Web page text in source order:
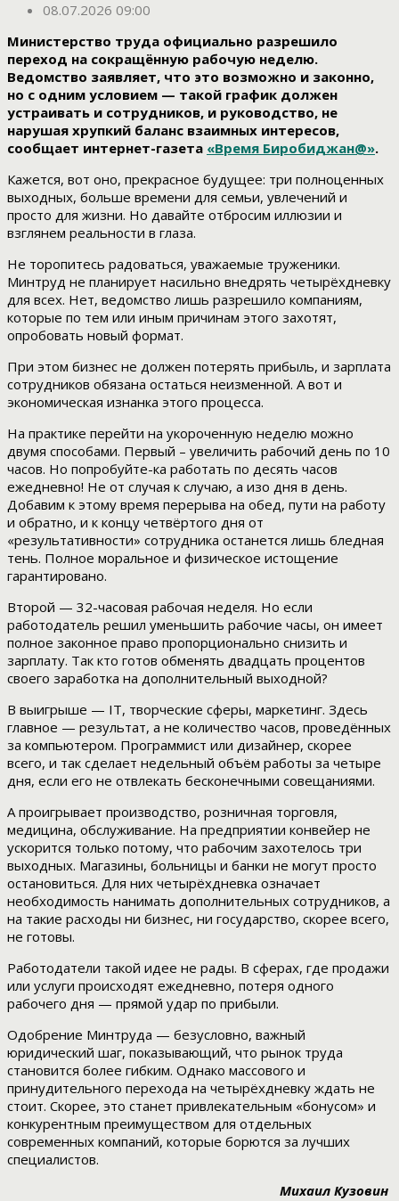
08.07.2026 09:00
Министерство труда официально разрешило
переход на сокращённую рабочую неделю.
Ведомство заявляет, что это возможно и законно,
но с одним условием — такой график должен
устраивать и сотрудников, и руководство, не
нарушая хрупкий баланс взаимных интересов,
сообщает интернет-газета «Время Биробиджан@».
Кажется, вот оно, прекрасное будущее: три полноценных
выходных, больше времени для семьи, увлечений и
просто для жизни. Но давайте отбросим иллюзии и
взглянем реальности в глаза.
Не торопитесь радоваться, уважаемые труженики.
Минтруд не планирует насильно внедрять четырёхдневку
для всех. Нет, ведомство лишь разрешило компаниям,
которые по тем или иным причинам этого захотят,
опробовать новый формат.
При этом бизнес не должен потерять прибыль, и зарплата
сотрудников обязана остаться неизменной. А вот и
экономическая изнанка этого процесса.
На практике перейти на укороченную неделю можно
двумя способами. Первый – увеличить рабочий день по 10
часов. Но попробуйте-ка работать по десять часов
ежедневно! Не от случая к случаю, а изо дня в день.
Добавим к этому время перерыва на обед, пути на работу
и обратно, и к концу четвёртого дня от
«результативности» сотрудника останется лишь бледная
тень. Полное моральное и физическое истощение
гарантировано.
Второй — 32-часовая рабочая неделя. Но если
работодатель решил уменьшить рабочие часы, он имеет
полное законное право пропорционально снизить и
зарплату. Так кто готов обменять двадцать процентов
своего заработка на дополнительный выходной?
В выигрыше — IT, творческие сферы, маркетинг. Здесь
главное — результат, а не количество часов, проведённых
за компьютером. Программист или дизайнер, скорее
всего, и так сделает недельный объём работы за четыре
дня, если его не отвлекать бесконечными совещаниями.
А проигрывает производство, розничная торговля,
медицина, обслуживание. На предприятии конвейер не
ускорится только потому, что рабочим захотелось три
выходных. Магазины, больницы и банки не могут просто
остановиться. Для них четырёхдневка означает
необходимость нанимать дополнительных сотрудников, а
на такие расходы ни бизнес, ни государство, скорее всего,
не готовы.
Работодатели такой идее не рады. В сферах, где продажи
или услуги происходят ежедневно, потеря одного
рабочего дня — прямой удар по прибыли.
Одобрение Минтруда — безусловно, важный
юридический шаг, показывающий, что рынок труда
становится более гибким. Однако массового и
принудительного перехода на четырёхдневку ждать не
стоит. Скорее, это станет привлекательным «бонусом» и
конкурентным преимуществом для отдельных
современных компаний, которые борются за лучших
специалистов.
Михаил Кузовин